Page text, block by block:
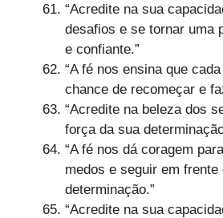
“Acredite na sua
desafios e se tornar uma
e confiante.”
“A fé nos ensina que
chance de recomeçar e
“Acredite na beleza dos
força da sua
“A fé nos dá coragem
medos e seguir em frente
determinação.”
“Acredite na sua